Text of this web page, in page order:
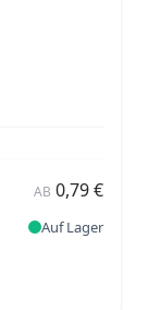
AB 0,79 €
Auf Lager